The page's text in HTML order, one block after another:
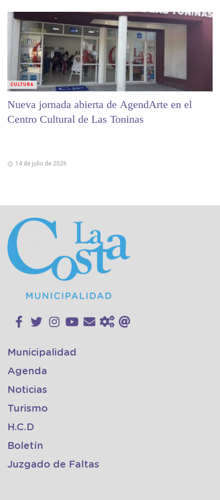
Nueva jornada abierta de AgendArte en el
Centro Cultural de Las Toninas
14 de julio de 2026
CULTURA
Municipalidad
Agenda
Noticias
Turismo
H.C.D
Boletín
Juzgado de Faltas